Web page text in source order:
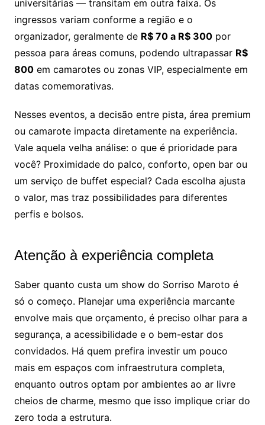
universitárias — transitam em outra faixa. Os
ingressos variam conforme a região e o
organizador, geralmente de R$ 70 a R$ 300por
pessoa para áreas comuns, podendo ultrapassar R$
800em camarotes ou zonas VIP, especialmente em
datas comemorativas.
Nesses eventos, a decisão entre pista, área premium
ou camarote impacta diretamente na experiência.
Vale aquela velha análise: o que é prioridade para
você? Proximidade do palco, conforto, open bar ou
um serviço de buffet especial? Cada escolha ajusta
o valor, mas traz possibilidades para diferentes
perfis e bolsos.
Atenção à experiência completa
Saber quanto custa um show do Sorriso Maroto é
só o começo. Planejar uma experiência marcante
envolve mais que orçamento, é preciso olhar para a
segurança, a acessibilidade e o bem-estar dos
convidados. Há quem prefira investir um pouco
mais em espaços com infraestrutura completa,
enquanto outros optam por ambientes ao ar livre
cheios de charme, mesmo que isso implique criar do
zero toda a estrutura.